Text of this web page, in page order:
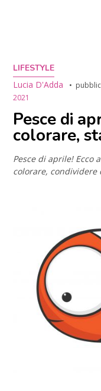
LIFESTYLE
Lucia D'Adda
2021
Pesce di
colorare,
Pesce di aprile! Ecco
colorare,